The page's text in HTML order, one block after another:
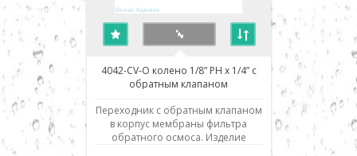
4042-CV-O колено 1/8” РН x 1/4” с
обратным клапаном
Переходник с обратным клапаном
в корпус мембраны фильтра
обратного осмоса. Изделие